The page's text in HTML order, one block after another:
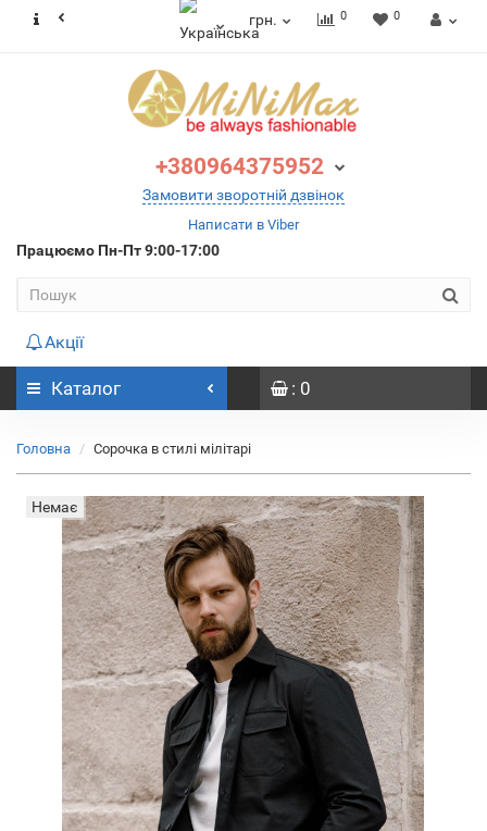
грн. 0 0
+380964375952
Замовити зворотній дзвінок
Написати в Viber
Працюємо Пн-Пт 9:00-17:00
Акції
Каталог : 0
Головна Сорочка в стилі мілітарі
Немає